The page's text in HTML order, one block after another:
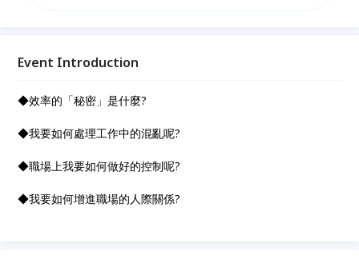
Event Introduction
◆效率的「秘密」是什麼?
◆我要如何處理工作中的混亂呢?
◆職場上我要如何做好的控制呢?
◆我要如何增進職場的人際關係?